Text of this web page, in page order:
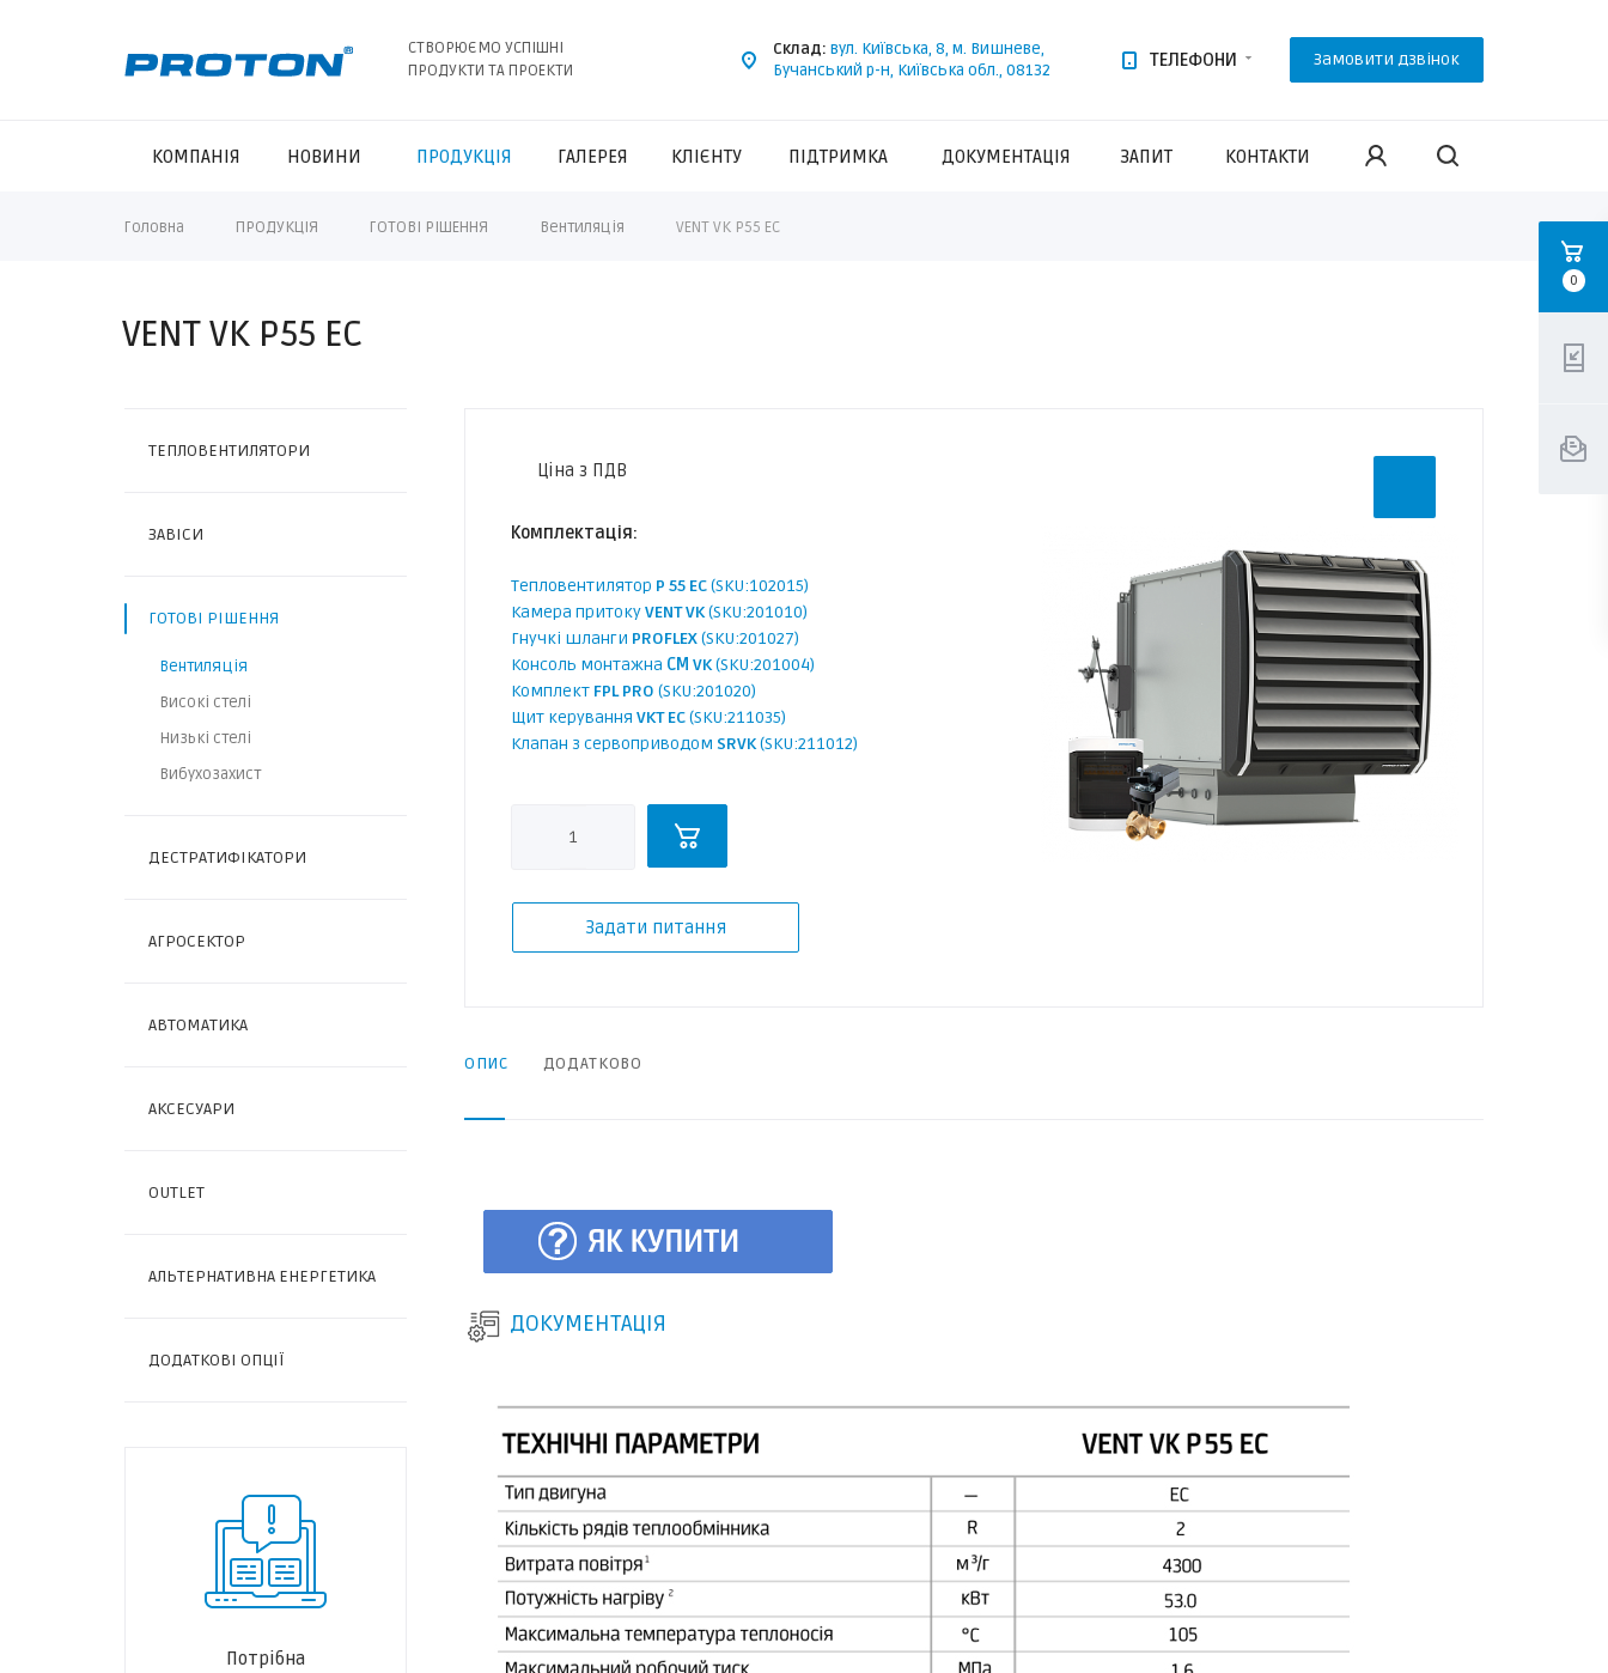
СТВОРЮЄМО УСПІШНІ
ПРОДУКТИ ТА ПРОЕКТИ
ТЕЛЕФОНИ Замовити дзвінок
Склад: вул. Київська, 8, м. Вишневе,
Бучанський р-н, Київська обл., 08132
КОМПАНІЯ НОВИНИ ПРОДУКЦІЯ ГАЛЕРЕЯ КЛІЄНТУ ПІДТРИМКА ДОКУМЕНТАЦІЯ ЗАПИТ КОНТАКТИ
Головна ПРОДУКЦІЯ ГОТОВІ РІШЕННЯ Вентиляція VENT VK P55 EC
VENT VK P55 EC
Ціна з ПДВ
Комплектація:
Тепловентилятор P 55 EC(SKU:102015)
Камера притокуVENT VK(SKU:201010)
Гнучкі шланги PROFLEX(SKU:201027)
Консоль монтажна СМ VK(SKU:201004)
Комплект FPL PRO (SKU:201020)
Щит керування VKT EC(SKU:211035)
Клапан з сервоприводом SRVK(SKU:211012)
Задати питання
ОПИС ДОДАТКОВО
ДОКУМЕНТАЦІЯ
ТЕПЛОВЕНТИЛЯТОРИ
ЗАВІСИ
ГОТОВІ РІШЕННЯ
Вентиляція
Високі стелі
Низькі стелі
Вибухозахист
ДЕСТРАТИФІКАТОРИ
АГРОСЕКТОР
АВТОМАТИКА
АКСЕСУАРИ
OUTLET
АЛЬТЕРНАТИВНА ЕНЕРГЕТИКА
ДОДАТКОВІ ОПЦІЇ
Потрібна
0